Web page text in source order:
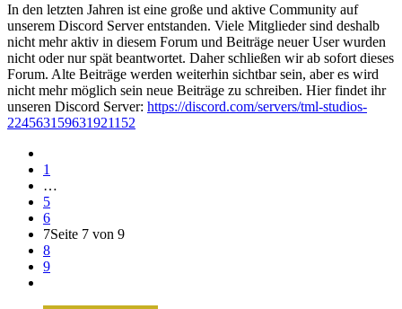
In den letzten Jahren ist eine große und aktive Community auf
unserem Discord Server entstanden. Viele Mitglieder sind deshalb
nicht mehr aktiv in diesem Forum und Beiträge neuer User wurden
nicht oder nur spät beantwortet. Daher schließen wir ab sofort dieses
Forum. Alte Beiträge werden weiterhin sichtbar sein, aber es wird
nicht mehr möglich sein neue Beiträge zu schreiben. Hier findet ihr
unseren Discord Server: https://discord.com/servers/tml-studios-
224563159631921152
1
…
5
6
7Seite 7 von 9
8
9